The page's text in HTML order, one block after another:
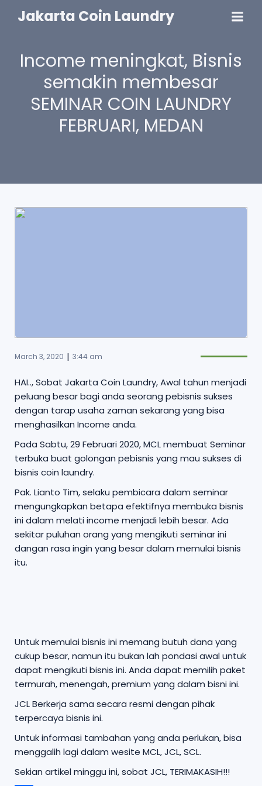
Jakarta Coin Laundry
Income meningkat, Bisnis
semakin membesar
SEMINAR COIN LAUNDRY
FEBRUARI, MEDAN
March 3, 2020 | 3:44 am
HAI.., Sobat Jakarta Coin Laundry, Awal tahun menjadi
peluang besar bagi anda seorang pebisnis sukses
dengan tarap usaha zaman sekarang yang bisa
menghasilkan Income anda.
Pada Sabtu, 29 Februari 2020, MCL membuat Seminar
terbuka buat golongan pebisnis yang mau sukses di
bisnis coin laundry.
Pak. Lianto Tim, selaku pembicara dalam seminar
mengungkapkan betapa efektifnya membuka bisnis
ini dalam melati income menjadi lebih besar. Ada
sekitar puluhan orang yang mengikuti seminar ini
dangan rasa ingin yang besar dalam memulai bisnis
itu.
Untuk memulai bisnis ini memang butuh dana yang
cukup besar, namun itu bukan lah pondasi awal untuk
dapat mengikuti bisnis ini. Anda dapat memilih paket
termurah, menengah, premium yang dalam bisni ini.
JCL Berkerja sama secara resmi dengan pihak
terpercaya bisnis ini.
Untuk informasi tambahan yang anda perlukan, bisa
menggalih lagi dalam wesite MCL, JCL, SCL.
Sekian artikel minggu ini, sobat JCL, TERIMAKASIH!!!